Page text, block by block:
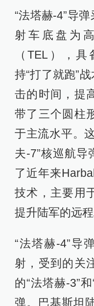
“法塔赫-4”导
射车底盘为
（TEL），
持“打了就跑”
击的时间，提
带了三个圆柱
于主流水平。
夫-7”核巡航导
了近年来
技术，主要用
提升陆军的远
“法塔赫-4”导
射，受到的关
的“法塔赫-3”
弹。巴基斯坦